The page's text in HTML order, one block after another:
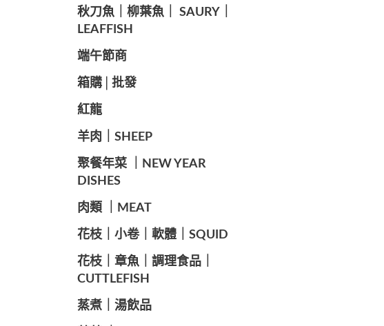
️秋刀魚｜柳葉魚｜ SAURY｜
LEAFFISH
️端午節商️
️箱購│批發
紅龍
羊肉｜SHEEP
️聚餐年菜 ｜NEW YEAR
DISHES
肉類 ｜MEAT
️花枝｜小卷｜軟體｜SQUID
花枝｜章魚｜調理食品｜
CUTTLEFISH
️蒸煮｜湯飲品